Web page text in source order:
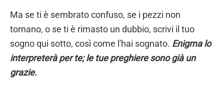
Ma se ti è sembrato confuso, se i pezzi non
tornano, o se ti è rimasto un dubbio, scrivi il tuo
sogno qui sotto, così come l'hai sognato. Enigma lo
interpreterà per te; le tue preghiere sono già un
grazie.